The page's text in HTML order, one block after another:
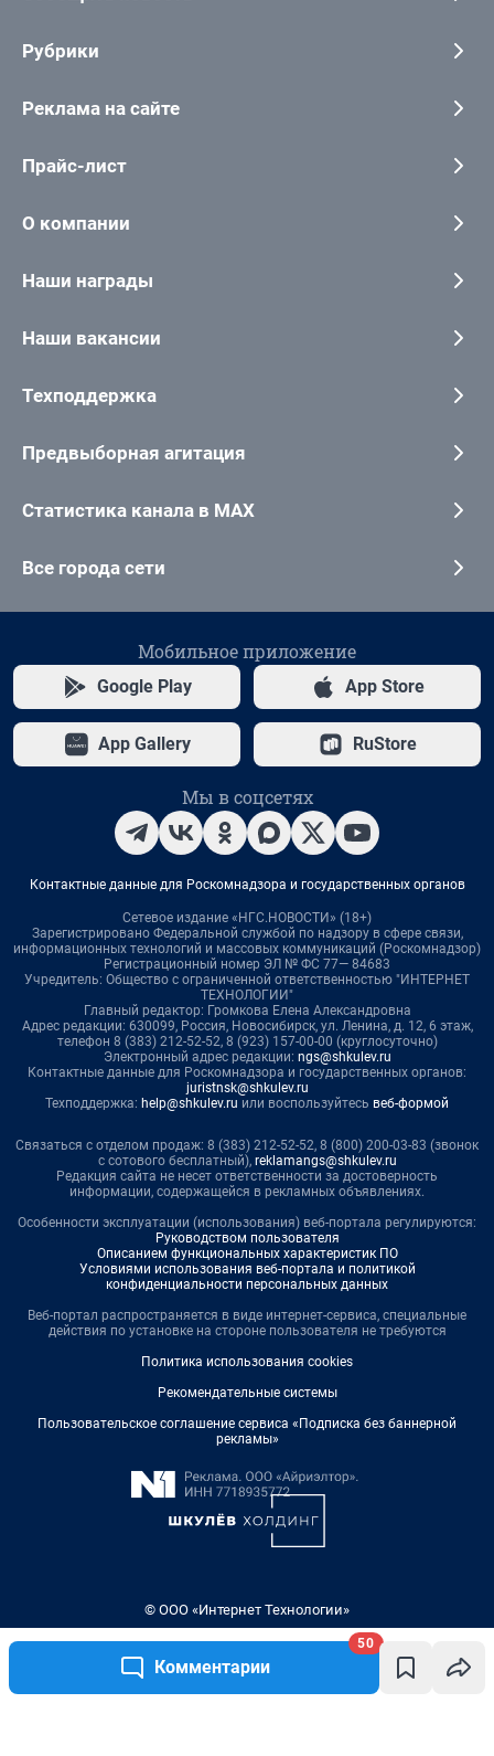
Комментарии
50
Рубрики
Реклама на сайте
Прайс-лист
О компании
Наши награды
Наши вакансии
Техподдержка
Предвыборная агитация
Статистика канала в MAX
Все города сети
Мобильное приложение
Google Play App Store
App Gallery RuStore
Мы в соцсетях
Контактные данные для Роскомнадзора и государственных органов
Сетевое издание «НГС.НОВОСТИ» (18+)
Зарегистрировано Федеральной службой по надзору в сфере связи,
информационных технологий и массовых коммуникаций (Роскомнадзор)
Регистрационный номер ЭЛ № ФС 77— 84683
Учредитель: Общество с ограниченной ответственностью "ИНТЕРНЕТ
ТЕХНОЛОГИИ"
Главный редактор: Громкова Елена Александровна
Адрес редакции: 630099, Россия, Новосибирск, ул. Ленина, д. 12, 6 этаж,
телефон 8 (383) 212-52-52, 8 (923) 157-00-00 (круглосуточно)
Электронный адрес редакции: ngs@shkulev.ru
Контактные данные для Роскомнадзора и государственных органов:
juristnsk@shkulev.ru
Техподдержка: help@shkulev.ru или воспользуйтесь веб-формой
Связаться с отделом продаж: 8 (383) 212-52-52, 8 (800) 200-03-83 (звонок
с сотового бесплатный), reklamangs@shkulev.ru
Редакция сайта не несет ответственности за достоверность
информации, содержащейся в рекламных объявлениях.
Особенности эксплуатации (использования) веб-портала регулируются:
Руководством пользователя
Описанием функциональных характеристик ПО
Условиями использования веб-портала и политикой
конфиденциальности персональных данных
Веб-портал распространяется в виде интернет-сервиса, специальные
действия по установке на стороне пользователя не требуются
Политика использования cookies
Рекомендательные системы
Пользовательское соглашение сервиса «Подписка без баннерной
рекламы»
© ООО «Интернет Технологии»